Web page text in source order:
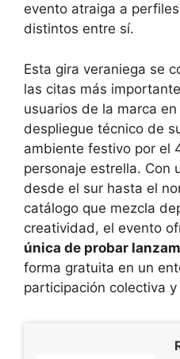
evento atraiga a
distintos entre sí.
Esta gira veraniega se
las citas más
usuarios de la marca
despliegue técnico de
ambiente festivo por el
personaje estrella. Con
desde el sur hasta el
catálogo que mezcla
creatividad, el evento
única de probar
forma gratuita en un
participación colectiva